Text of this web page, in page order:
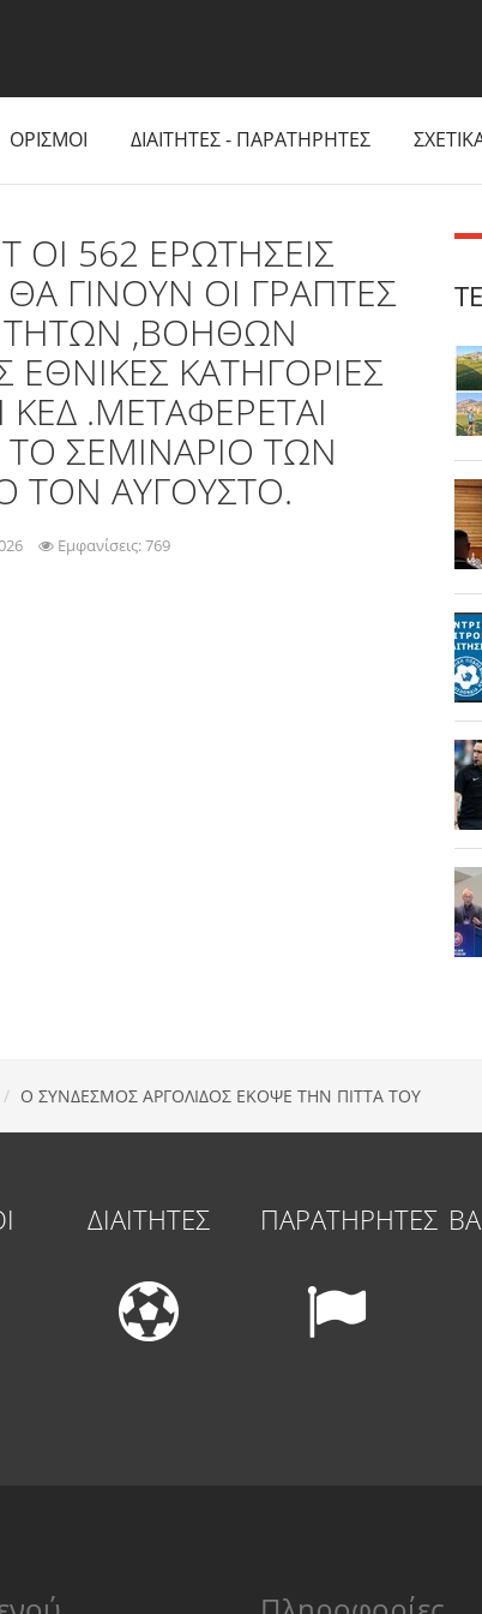
ΟΡΙΣΜΟΙ ΔΙΑΙΤΗΤΕΣ - ΠΑΡΑΤΗΡΗΤΕΣ
ΟΙ 562 ΕΡΩΤΗΣΕΙΣ
ΓΙΝΟΥΝ ΟΙ ΓΡΑΠΤΕΣ
,ΒΟΗΘΩΝ
ΚΑΤΗΓΟΡΙΕΣ
.ΜΕΤΑΦΕΡΕΤΑΙ
ΣΕΜΙΝΑΡΙΟ ΤΩΝ
ΤΟΝ ΑΥΓΟΥΣΤΟ.
Εμφανίσεις: 769
Ο ΣΥΝΔΕΣΜΟΣ ΑΡΓΟΛΙΔΟΣ ΕΚΟΨΕ ΤΗΝ ΠΙΤΤΑ ΤΟΥ
ΔΙΑΙΤΗΤΕΣ ΠΑΡΑΤΗΡΗΤΕΣ